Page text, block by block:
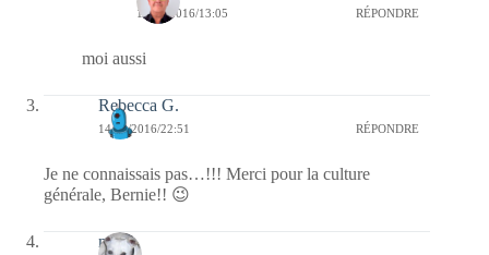
17/03/2016/13:05 RÉPONDRE
moi aussi
Rebecca G.
14/03/2016/22:51 RÉPONDRE
Je ne connaissais pas…!!! Merci pour la culture
générale, Bernie!! 😉
nays